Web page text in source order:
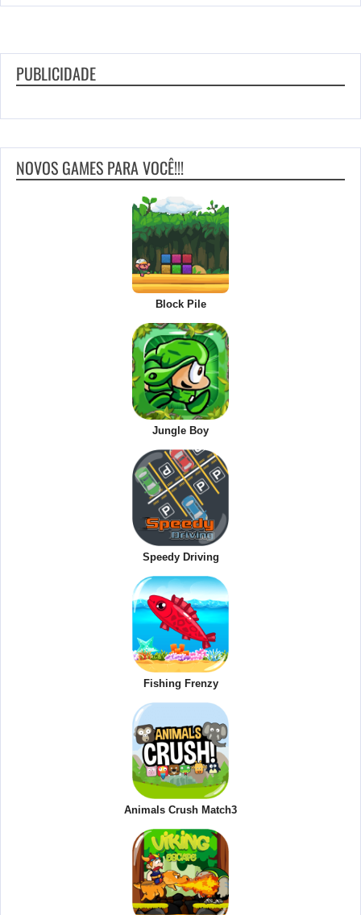
PUBLICIDADE
NOVOS GAMES PARA VOCÊ!!!
Block Pile
Jungle Boy
Speedy Driving
Fishing Frenzy
Animals Crush Match3